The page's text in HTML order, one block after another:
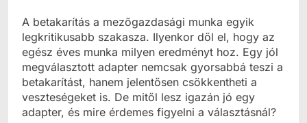
A betakarítás a mezőgazdasági munka egyik
legkritikusabb szakasza. Ilyenkor dől el, hogy az
egész éves munka milyen eredményt hoz. Egy jól
megválasztott adapter nemcsak gyorsabbá teszi a
betakarítást, hanem jelentősen csökkentheti a
veszteségeket is. De mitől lesz igazán jó egy
adapter, és mire érdemes figyelni a választásnál?